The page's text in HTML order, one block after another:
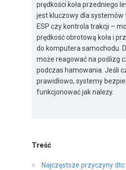
prędkości koła przedniego
jest kluczowy dla systemów
ESP czy kontrola trakcji –
prędkość obrotową koła i
do komputera samochodu.
może reagować na poślizg
podczas hamowania. Jeśli
prawidłowo, systemy
funkcjonować jak należy.
Treść
Najczęstsze przyczyny dtc